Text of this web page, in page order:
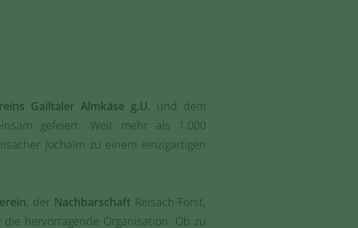
Gailtaler Almkäse g.U. und dem
gefeiert. Weit mehr als 1.000
Jochalm zu einem einzigartigen
, der Nachbarschaft Reisach-Forst,
die hervorragende Organisation. Ob zu